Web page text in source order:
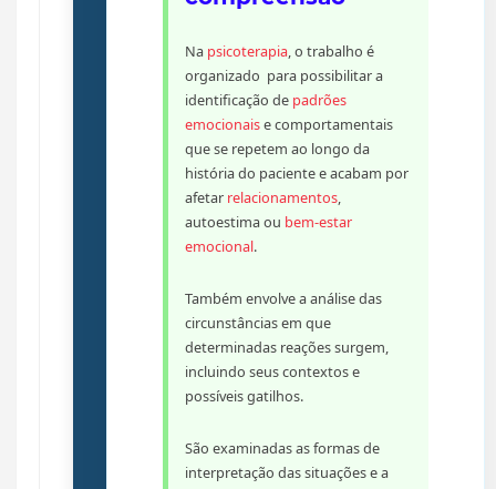
Na psicoterapia, o trabalho é
organizado para possibilitar a
identificação de padrões
emocionaise comportamentais
que se repetem ao longo da
história do paciente e acabam por
afetar relacionamentos,
autoestima ou bem-estar
emocional.
Também envolve a análise das
circunstâncias em que
determinadas reações surgem,
incluindo seus contextos e
possíveis gatilhos.
São examinadas as formas de
interpretação das situações e a